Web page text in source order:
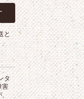
と
タ
害
、